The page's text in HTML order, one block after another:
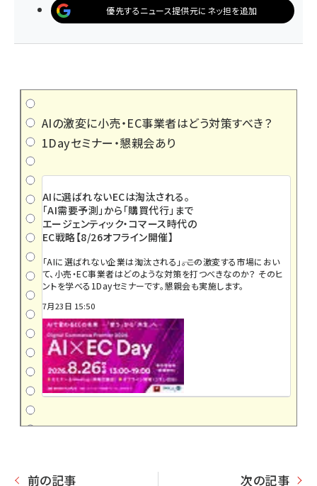
優先するニュース提供元にネッ担を追加
AIの激変に小売・EC事業者はどう対策すべき？
1Dayセミナー・懇親会あり
AIに選ばれないECは淘汰される。
「AI需要予測」から「購買代行」まで
エージェンティック・コマース時代の
EC戦略【8/26オフライン開催】
「AIに選ばれない企業は淘汰される」――。この激変する市場におい
て、小売・EC事業者はどのような対策を打つべきなのか？ そのヒ
ントを学べる1Dayセミナーです。懇親会も実施します。
7月23日 15:50
前の記事 次の記事